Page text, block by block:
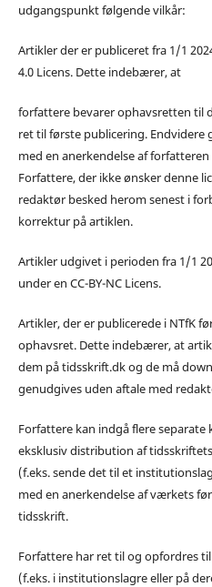
udgangspunkt følgende vilkår:
Artikler der er publiceret fra 1/1
4.0 Licens. Dette indebærer, at
forfattere bevarer ophavsretten til
ret til første publicering. Endvidere
med en anerkendelse af
Forfattere, der ikke ønsker denne
redaktør besked herom senest i
korrektur på artiklen.
Artikler udgivet i perioden fra 1/1
under en CC-BY-NC Licens.
Artikler, der er publicerede i NTfK
ophavsret. Dette indebærer, at
dem på tidsskrift.dk og de må
genudgives uden aftale med
Forfattere kan indgå flere
eksklusiv distribution af
(f.eks. sende det til et
med en anerkendelse af værkets
tidsskrift.
Forfattere har ret til og opfordres
(f.eks. i institutionslagre eller på